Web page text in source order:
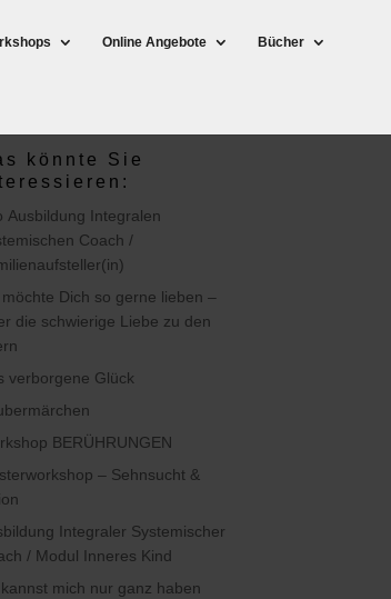
Online Angebote Bücher
könnte Sie
Ausbildung Integralen
Coach /
Dich so gerne lieben –
die schwierige Liebe zu den
verborgene Glück
BERÜHRUNGEN
– Sehnsucht &
Integraler Systemischer
/ Modul Inneres Kind
mich nur ganz haben